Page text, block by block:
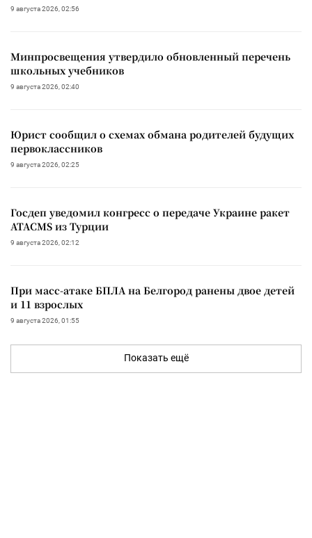
9 августа 2026, 02:56
Минпросвещения утвердило обновленный перечень
школьных учебников
9 августа 2026, 02:40
Юрист сообщил о схемах обмана родителей будущих
первоклассников
9 августа 2026, 02:25
Госдеп уведомил конгресс о передаче Украине ракет
ATACMS из Турции
9 августа 2026, 02:12
При масс-атаке БПЛА на Белгород ранены двое детей
и 11 взрослых
9 августа 2026, 01:55
Показать ещё